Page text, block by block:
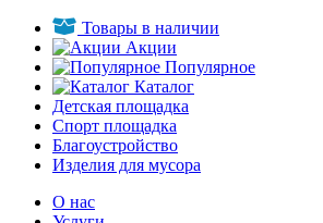
Товары в наличии
Акции
Популярное
Каталог
Детская площадка
Спорт площадка
Благоустройство
Изделия для мусора
О нас